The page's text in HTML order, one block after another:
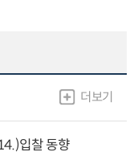
더보기
입찰 동향